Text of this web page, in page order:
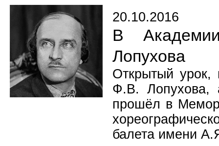
20.10.2016
В
Лопухова
Открытый
Ф.В. Лопухова,
прошёл в
балета имени